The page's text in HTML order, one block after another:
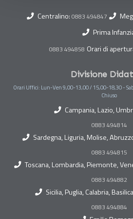
Centralino: 0883 494847
Prima
0883 494858 Orari di
Divisione
Orari Uffici: Lun-Ven 9,00-13,00 / 15,00-18,30 -
Chiuso
Campania, Lazio,
0883 494814
Sardegna, Liguria, Molise,
0883 494815
Toscana, Lombardia, Piemonte,
0883 494882
Sicilia, Puglia, Calabria,
0883 494884